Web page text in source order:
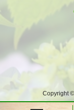
Copyright